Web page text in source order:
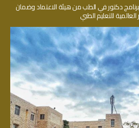
دكتور في الطب من هيئة الاعتماد وضمان
للتعليم الطبي